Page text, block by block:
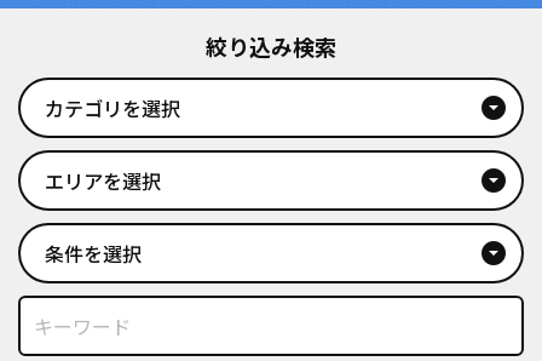
絞り込み検索
カテゴリを選択 arrow_drop_down_circle
エリアを選択 arrow_drop_down_circle
条件を選択 arrow_drop_down_circle